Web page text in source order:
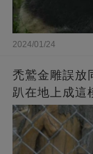
2024/01/24
禿鷲金雕誤放
趴在地上成這